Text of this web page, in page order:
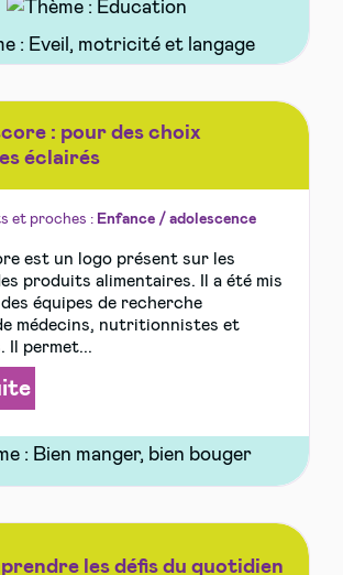
: pour des choix
éclairés
et proches : Enfance / adolescence
est un logo présent sur les
produits alimentaires. Il a été mis
équipes de recherche
médecins, nutritionnistes et
Il permet...
les défis du quotidien